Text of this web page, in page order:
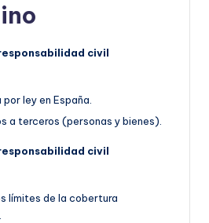
civil
ley en España.
a terceros (personas y bienes).
civil
límites de la cobertura